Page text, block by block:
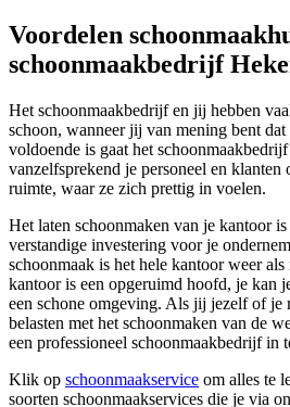
Voordelen
schoonmaakbedrijf
Het schoonmaakbedrijf en jij hebben
schoon, wanneer jij van mening bent
voldoende is gaat het
vanzelfsprekend je personeel en klanten
ruimte, waar ze zich prettig in voelen.
Het laten schoonmaken van je kantoor
verstandige investering voor je
schoonmaak is het hele kantoor weer
kantoor is een opgeruimd hoofd, je kan
een schone omgeving. Als jij jezelf of je
belasten met het schoonmaken van de
een professioneel schoonmaakbedrijf in
Klik op schoonmaakservice om alles te
soorten schoonmaakservices die je via